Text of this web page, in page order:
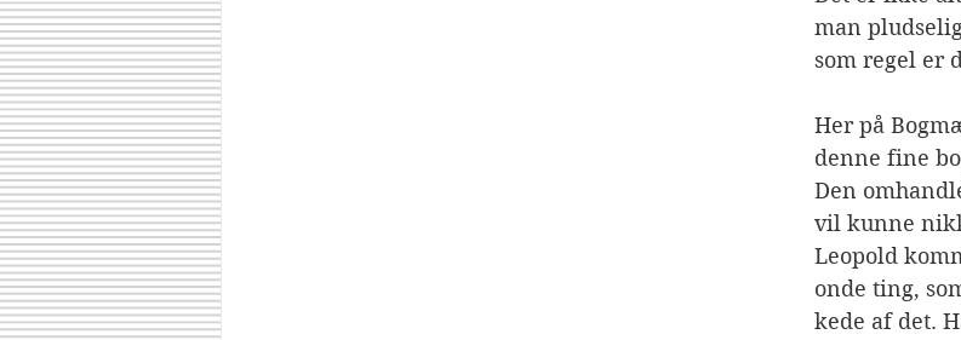
man
som regel er
Her på
denne fine
Den
vil kunne
Leopold
onde ting,
kede af det.